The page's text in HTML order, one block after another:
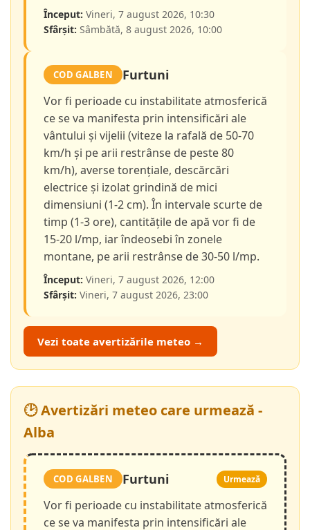
Început: Vineri, 7 august 2026, 10:30
Sfârșit: Sâmbătă, 8 august 2026, 10:00
COD GALBEN Furtuni
Vor fi perioade cu instabilitate atmosferică
ce se va manifesta prin intensificări ale
vântului și vijelii (viteze la rafală de 50-70
km/h și pe arii restrânse de peste 80
km/h), averse torențiale, descărcări
electrice și izolat grindină de mici
dimensiuni (1-2 cm). În intervale scurte de
timp (1-3 ore), cantitățile de apă vor fi de
15-20 l/mp, iar îndeosebi în zonele
montane, pe arii restrânse de 30-50 l/mp.
Început: Vineri, 7 august 2026, 12:00
Sfârșit: Vineri, 7 august 2026, 23:00
Vezi toate avertizările meteo →
🕑 Avertizări meteo care urmează -
Alba
COD GALBEN Furtuni Urmează
Vor fi perioade cu instabilitate atmosferică
ce se va manifesta prin intensificări ale